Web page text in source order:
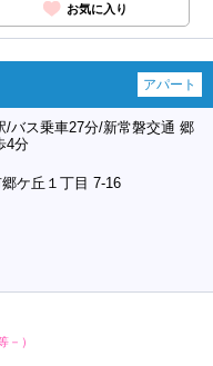
お気に入り
アパート
/バス乗車27分/新常磐交通 郷
4分
ケ丘１丁目 7-16
－）